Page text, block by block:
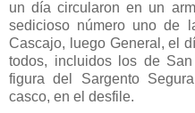
un día circularon en un
sedicioso número uno de
Cascajo, luego General, el
todos, incluidos los de
figura del Sargento Segura
casco, en el desfile.